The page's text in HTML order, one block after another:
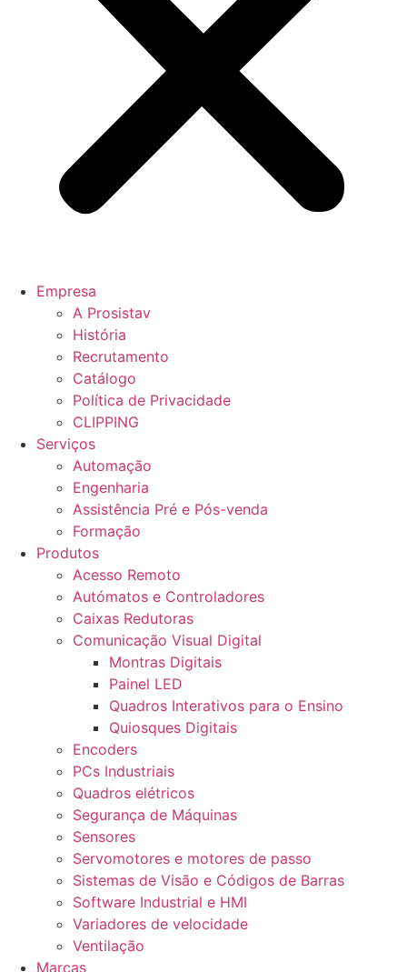
Empresa
A Prosistav
História
Recrutamento
Catálogo
Política de Privacidade
CLIPPING
Serviços
Automação
Engenharia
Assistência Pré e Pós-venda
Formação
Produtos
Acesso Remoto
Autómatos e Controladores
Caixas Redutoras
Comunicação Visual Digital
Montras Digitais
Painel LED
Quadros Interativos para o Ensino
Quiosques Digitais
Encoders
PCs Industriais
Quadros elétricos
Segurança de Máquinas
Sensores
Servomotores e motores de passo
Sistemas de Visão e Códigos de Barras
Software Industrial e HMI
Variadores de velocidade
Ventilação
Marcas